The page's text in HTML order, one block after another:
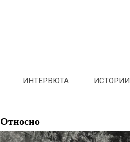
ИНТЕРВЮТА ИСТОРИИ
Относно